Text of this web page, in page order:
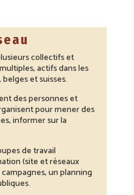
collectifs et
actifs dans les
et suisses.
des personnes et
pour mener des
informer sur la
de travail
(site et réseaux
un planning